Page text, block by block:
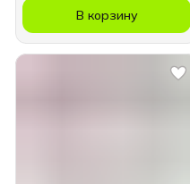
В корзину